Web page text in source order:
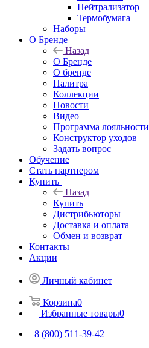
Нейтрализатор
Термобумага
Наборы
О Бренде
Назад
О Бренде
О бренде
Палитра
Коллекции
Новости
Видео
Программа лояльности
Конструктор уходов
Задать вопрос
Обучение
Стать партнером
Купить
Назад
Купить
Дистрибьюторы
Доставка и оплата
Обмен и возврат
Контакты
Акции
Личный кабинет
Корзина0
Избранные товары0
8 (800) 511-39-42